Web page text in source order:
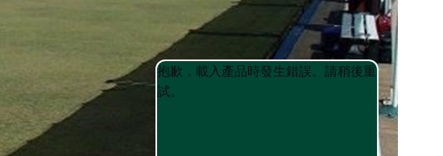
Product
List
Product
List
抱歉，載入產品時發生錯誤。請稍後重
試。